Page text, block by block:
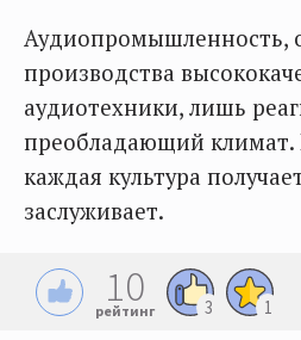
Аудиопромышленность,
производства
аудиотехники, лишь
преобладающий климат.
каждая культура
заслуживает.
10
рейтинг 3 1